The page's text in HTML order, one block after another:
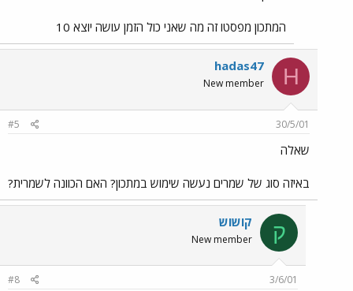
המתכון מפסטו זה מה שאני כול הזמן עושה יוצא 10
H
hadas47
New member
30/5/01
#5
שאלה
באיזה סוג של שמרים נעשה שימוש במתכון? האם הכוונה לשמרית?
ק קושוש
New member
3/6/01
#8